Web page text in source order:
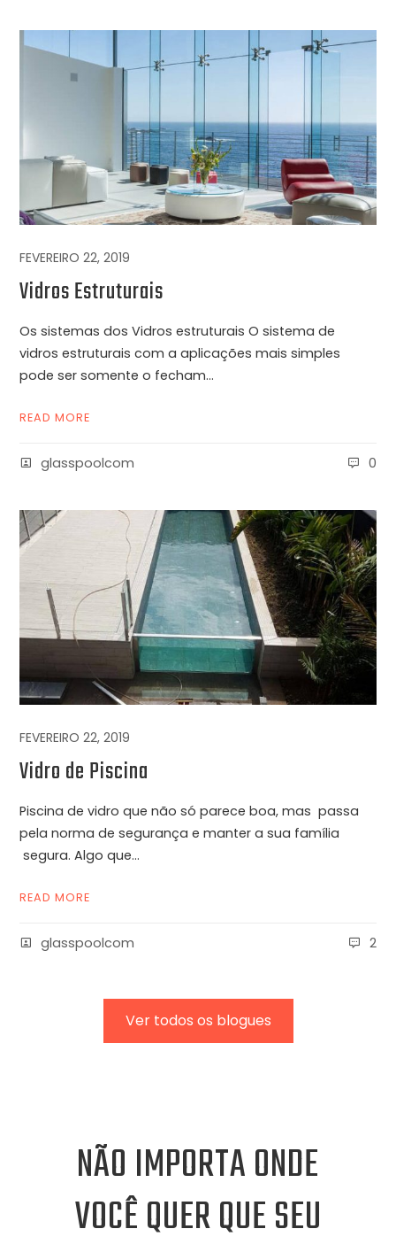
FEVEREIRO 22, 2019
Vidros Estruturais
Os sistemas dos Vidros estruturais O sistema de
vidros estruturais com a aplicações mais simples
pode ser somente o fecham...
READ MORE
glasspoolcom 0
FEVEREIRO 22, 2019
Vidro de Piscina
Piscina de vidro que não só parece boa, mas passa
pela norma de segurança e manter a sua família
segura. Algo que...
READ MORE
glasspoolcom 2
Ver todos os blogues
NÃO IMPORTA ONDE
VOCÊ QUER QUE SEU